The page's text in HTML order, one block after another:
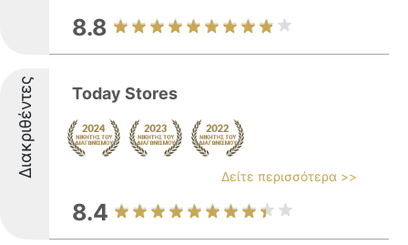
8.8
Διακριθέντες Today Stores
Δείτε περισσότερα >>
8.4